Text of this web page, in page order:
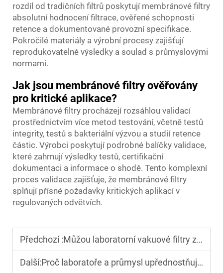
rozdíl od tradičních filtrů poskytují membránové filtry
absolutní hodnocení filtrace, ověřené schopnosti
retence a dokumentované provozní specifikace.
Pokročilé materiály a výrobní procesy zajišťují
reprodukovatelné výsledky a soulad s průmyslovými
normami.
Jak jsou membránové filtry ověřovány
pro kritické aplikace?
Membránové filtry procházejí rozsáhlou validací
prostřednictvím více metod testování, včetně testů
integrity, testů s bakteriální výzvou a studií retence
částic. Výrobci poskytují podrobné balíčky validace,
které zahrnují výsledky testů, certifikační
dokumentaci a informace o shodě. Tento komplexní
proces validace zajišťuje, že membránové filtry
splňují přísné požadavky kritických aplikací v
regulovaných odvětvích.
Předchozí :Můžou laboratorní vakuové filtry zlepšit přesnost testování?
Další:Proč laboratoře a průmysl upřednostňují membránové filtry?